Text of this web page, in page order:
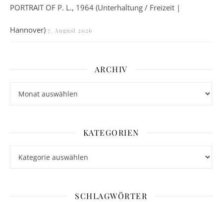
PORTRAIT OF P. L., 1964 (Unterhaltung / Freizeit |
Hannover) 7. August 2026
ARCHIV
KATEGORIEN
SCHLAGWÖRTER